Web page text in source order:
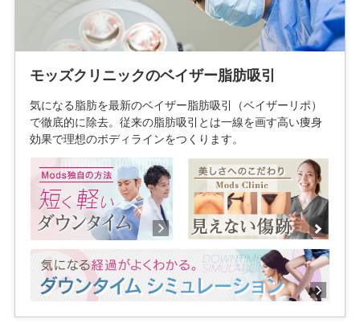
モッズクリニックのベイザー脂肪吸引
気になる脂肪を最新のベイザー脂肪吸引（ベイザーリポ）
で徹底的に除去。従来の脂肪吸引とは一線を画す高い痩身
効果で理想のボディラインをつくります。